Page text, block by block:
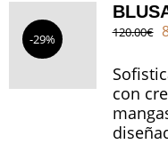
-29% 120.00€
con